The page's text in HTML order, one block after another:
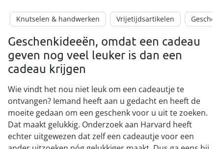
Knutselen & handwerken Vrijetijdsartikelen
Geschenkideeën, omdat een cadeau
geven nog veel leuker is dan een
cadeau krijgen
Wie vindt het nou niet leuk om een cadeautje te
ontvangen? Iemand heeft aan u gedacht en heeft de
moeite gedaan om een geschenk voor u uit te zoeken.
Dat maakt gelukkig. Onderzoek aan Harvard heeft
echter uitgewezen dat zelf een cadeautje voor een